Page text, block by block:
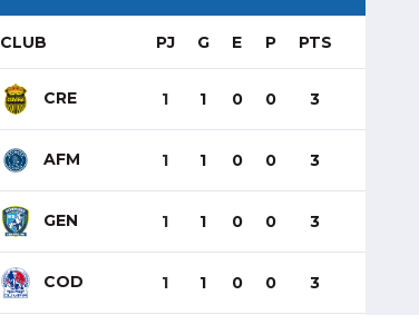
CLUB PJ G E P PTS
CRE 1 1 0 0 3
AFM 1 1 0 0 3
GEN 1 1 0 0 3
COD 1 1 0 0 3